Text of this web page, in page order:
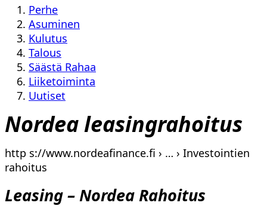
Perhe
Asuminen
Kulutus
Talous
Säästä Rahaa
Liiketoiminta
Uutiset
Nordea leasingrahoitus
http s://www.nordeafinance.fi › … › Investointien
rahoitus
Leasing – Nordea Rahoitus